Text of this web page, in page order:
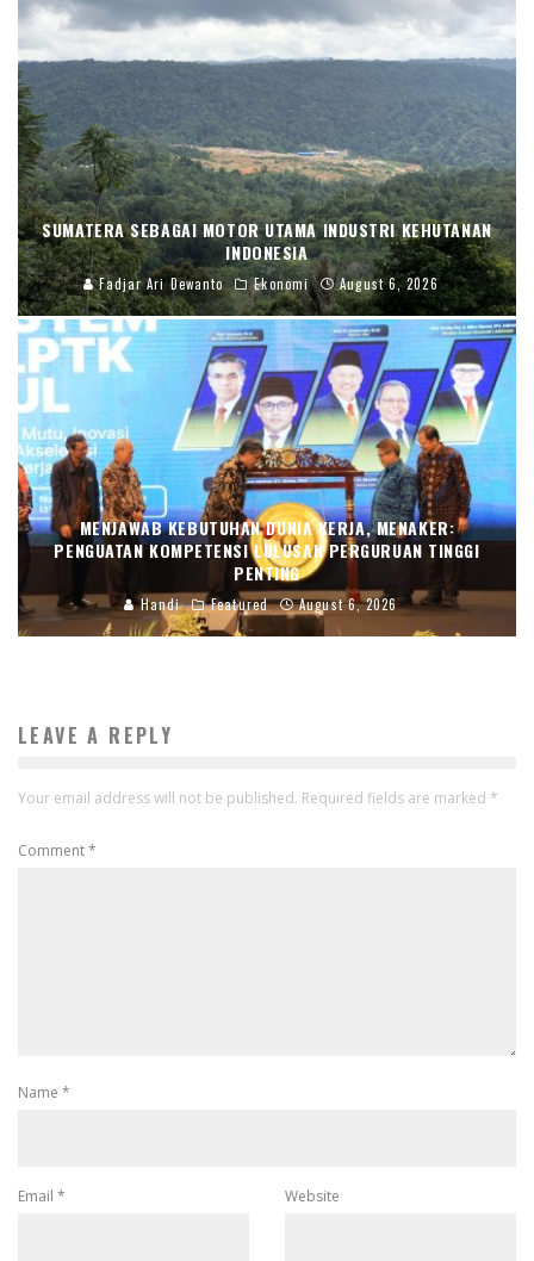
SUMATERA SEBAGAI MOTOR UTAMA INDUSTRI KEHUTANAN
INDONESIA
Fadjar Ari Dewanto Ekonomi August 6, 2026
MENJAWAB KEBUTUHAN DUNIA KERJA, MENAKER:
PENGUATAN KOMPETENSI LULUSAN PERGURUAN TINGGI
PENTING
Handi Featured August 6, 2026
LEAVE A REPLY
Your email address will not be published. Required fields are marked *
Comment*
Name *
Email * Website